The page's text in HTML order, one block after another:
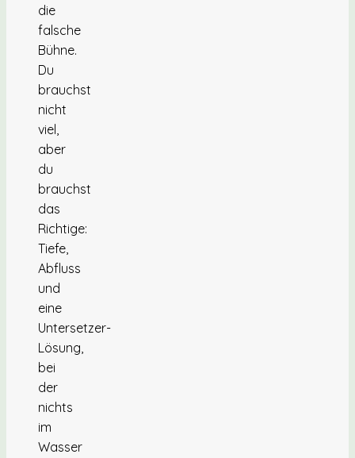
die
falsche
Bühne.
Du
brauchst
nicht
viel,
aber
du
brauchst
das
Richtige:
Tiefe,
Abfluss
und
eine
Untersetzer-
Lösung,
bei
der
nichts
im
Wasser